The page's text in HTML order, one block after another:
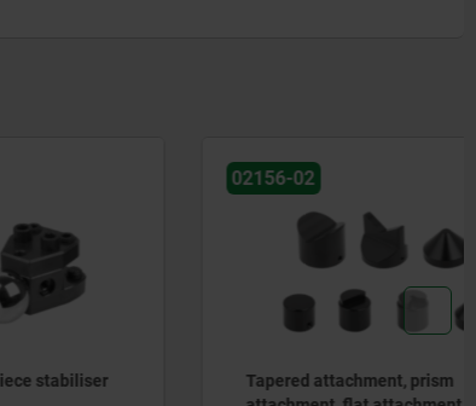
Tapered attachment, prism